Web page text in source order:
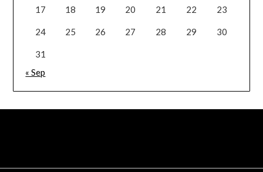
17 18 19 20 21 22 23
24 25 26 27 28 29 30
31
« Sep